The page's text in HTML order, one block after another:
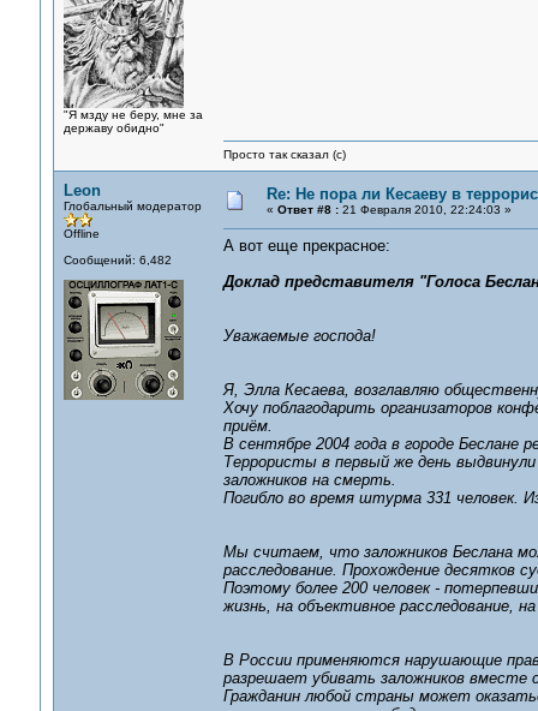
"Я мзду не беру, мне за
державу обидно"
Просто так сказал (с)
Leon
Глобальный модератор
Offline
Сообщений: 6,482
Re: Не пора ли Кесаеву в
« Ответ #8 :21 Февраля 2010, 22:24:03 »
А вот еще прекрасное:
Доклад представителя "Голоса
Уважаемые господа!
Я, Элла Кесаева, возглавляю
Хочу поблагодарить организаторов
приём.
В сентябре 2004 года в городе Беслане
Террористы в первый же день
заложников на смерть.
Погибло во время штурма 331 человек.
Мы считаем, что заложников Беслана
расследование. Прохождение десятков
Поэтому более 200 человек -
жизнь, на объективное расследование,
В России применяются нарушающие
разрешает убивать заложников
Гражданин любой страны может